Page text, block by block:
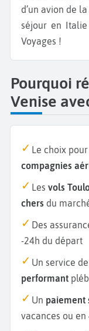
d’un avion de
séjour en
Voyages !
Pourquoi
Venise
Le choix pour
compagnies
Les vols
chers du
Des
-24h du départ
Un service
performant
Un paiement
vacances ou en